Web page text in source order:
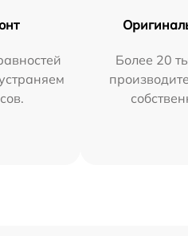
Более 20